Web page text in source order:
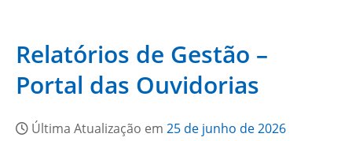
Relatórios de Gestão –
Portal das Ouvidorias
Última Atualização em 25 de junho de 2026